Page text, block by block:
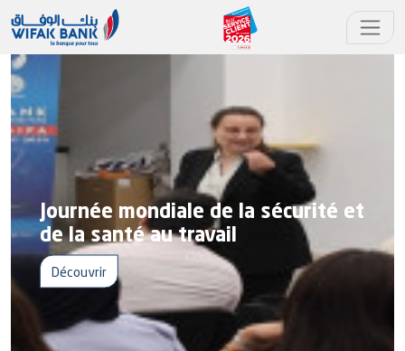
Wifak Bank consolide son
leadership orienté client en étant
élue Service Client de l’Année
2026 pour la 4ᵉ année
consécutive – catégorie Banque
Islamique
Découvrir